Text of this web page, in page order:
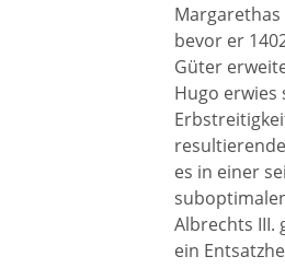
bevor er
Güter
Hugo erwies
es in einer
Albrechts III.
ein